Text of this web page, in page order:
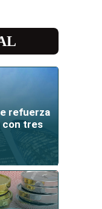
refuerza
con tres